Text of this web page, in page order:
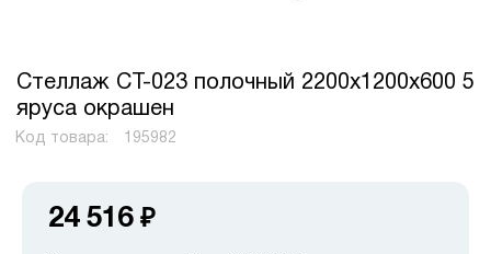
Стеллаж СТ-023 полочный 2200x1200x600 5
яруса окрашен
Код товара: 195982
24 516 ₽